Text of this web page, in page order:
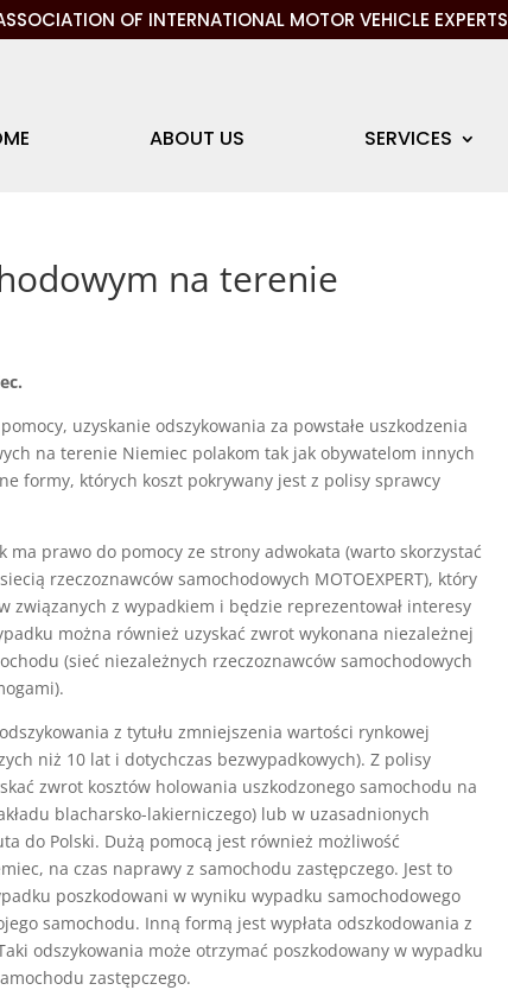
OF INTERNATIONAL MOTOR VEHICLE EXPERTS
ABOUT US SERVICES
na terenie
uzyskanie odszykowania za powstałe uszkodzenia
na terenie Niemiec polakom tak jak obywatelom innych
formy, których koszt pokrywany jest z polisy sprawcy
ma prawo do pomocy ze strony adwokata (warto skorzystać
rzeczoznawców samochodowych MOTOEXPERT), który
związanych z wypadkiem i będzie reprezentował interesy
można również uzyskać zwrot wykonana niezależnej
(sieć niezależnych rzeczoznawców samochodowych
z tytułu zmniejszenia wartości rynkowej
niż 10 lat i dotychczas bezwypadkowych). Z polisy
zwrot kosztów holowania uszkodzonego samochodu na
blacharsko-lakierniczego) lub w uzasadnionych
do Polski. Dużą pomocą jest również możliwość
na czas naprawy z samochodu zastępczego. Jest to
poszkodowani w wyniku wypadku samochodowego
samochodu. Inną formą jest wypłata odszkodowania z
odszykowania może otrzymać poszkodowany w wypadku
zastępczego.